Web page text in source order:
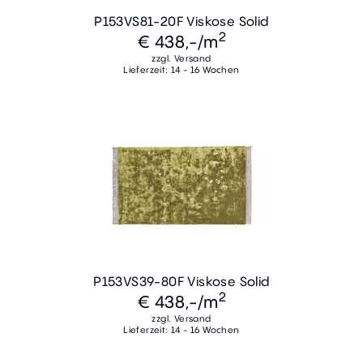
P153VS81-20F Viskose Solid
€ 438,-/m2
zzgl. Versand
Lieferzeit: 14 - 16 Wochen
P153VS39-80F Viskose Solid
€ 438,-/m2
zzgl. Versand
Lieferzeit: 14 - 16 Wochen